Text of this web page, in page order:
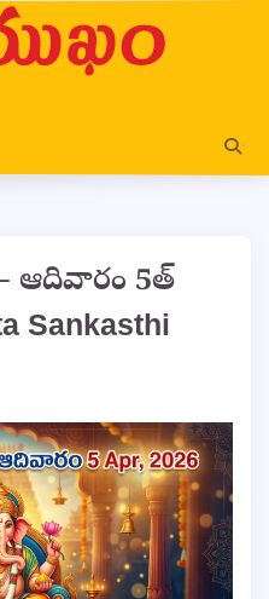
– ఆదివారం 5త్
Sankasthi